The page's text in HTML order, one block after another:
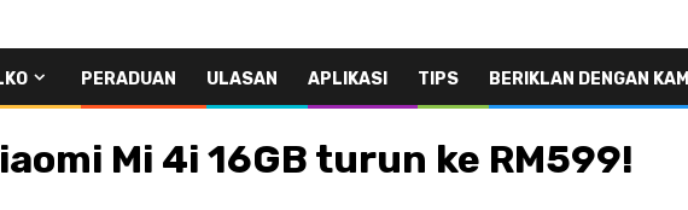
PERADUAN ULASAN APLIKASI TIPS BERIKLAN DENGAN KAMI
Mi 4i 16GB turun ke RM599!